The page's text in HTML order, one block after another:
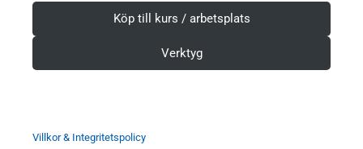
Köp till kurs / arbetsplats
Verktyg
Villkor & Integritetspolicy